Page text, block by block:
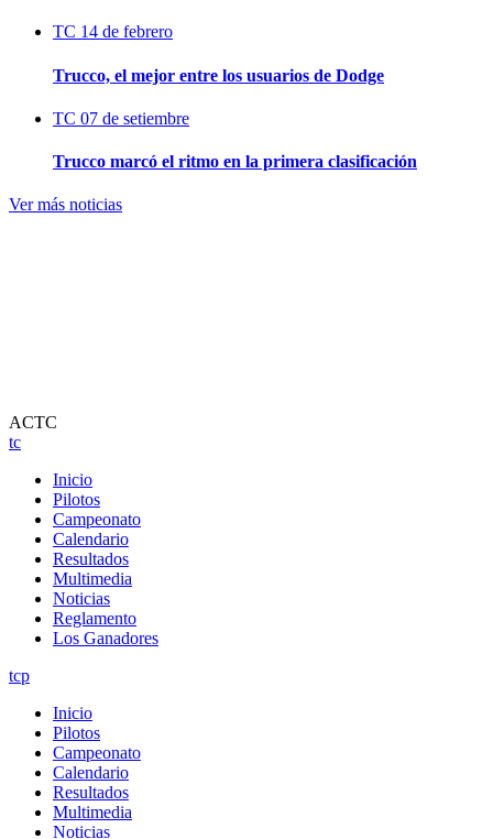
TC 14 de febrero
Trucco, el mejor entre los usuarios de Dodge
TC 07 de setiembre
Trucco marcó el ritmo en la primera clasificación
Ver más noticias
ACTC
tc
Inicio
Pilotos
Campeonato
Calendario
Resultados
Multimedia
Noticias
Reglamento
Los Ganadores
tcp
Inicio
Pilotos
Campeonato
Calendario
Resultados
Multimedia
Noticias